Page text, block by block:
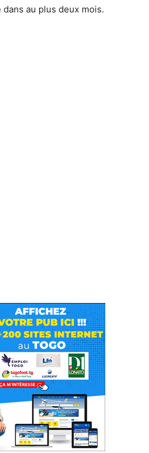
au plus deux mois.